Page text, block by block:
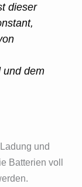
dieser
und dem
und
Batterien voll